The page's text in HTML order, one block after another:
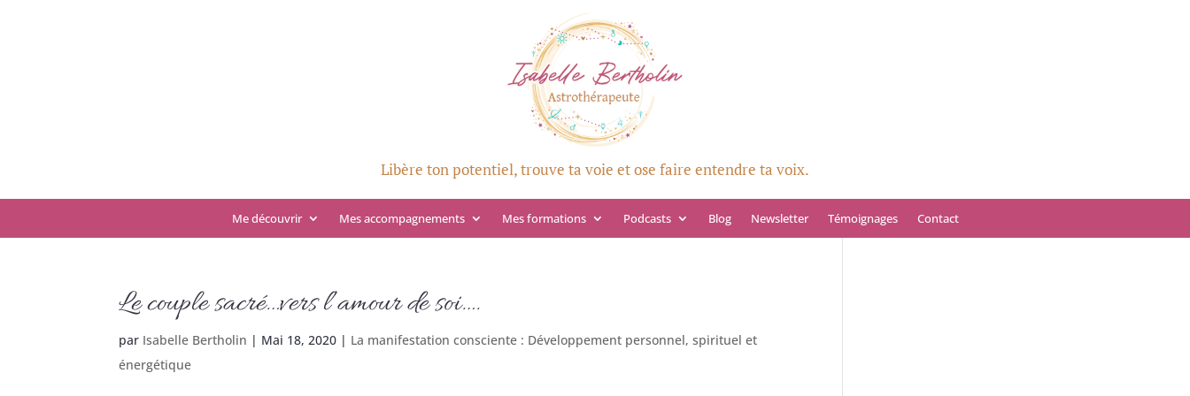
Libère ton potentiel, trouve ta voie et ose faire entendre ta voix.
Me découvrir Mes accompagnements Mes formations Podcasts Blog Newsletter Témoignages Contact
Le couple sacré…vers l’amour de soi….
par Isabelle Bertholin | Mai 18, 2020 | La manifestation consciente : Développement personnel, spirituel et
énergétique